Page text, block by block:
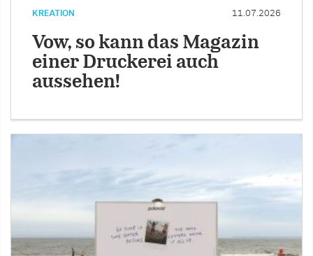
KREATION 11.07.2026
Vow, so kann das Magazin
einer Druckerei auch
aussehen!